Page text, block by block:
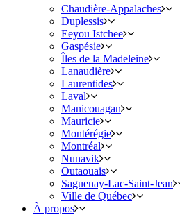
Chaudière-Appalaches
Duplessis
Eeyou Istchee
Gaspésie
Îles de la Madeleine
Lanaudière
Laurentides
Laval
Manicouagan
Mauricie
Montérégie
Montréal
Nunavik
Outaouais
Saguenay-Lac-Saint-Jean
Ville de Québec
À propos